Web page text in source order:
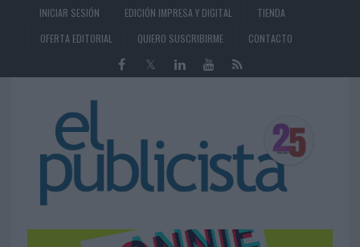
INICIAR SESIÓN EDICIÓN IMPRESA Y DIGITAL
TIENDA
OFERTA EDITORIAL
QUIERO SUSCRIBIRME CONTACTO